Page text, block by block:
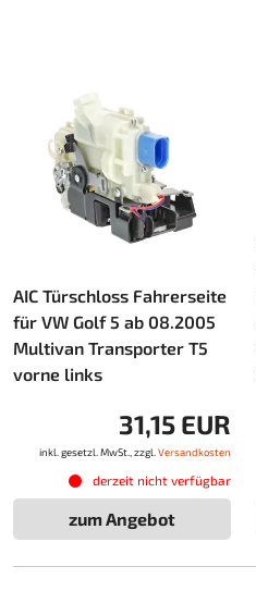
AIC Türschloss Fahrerseite
für VW Golf 5 ab 08.2005
Multivan Transporter T5
vorne links
31,15 EUR
inkl. gesetzl. MwSt., zzgl. Versandkosten
derzeit nicht verfügbar
zum Angebot